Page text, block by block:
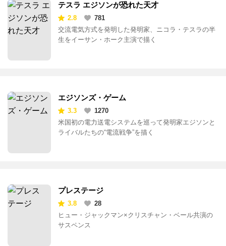
テスラ エジソンが恐れた天才
2.8
781
交流電気方式を発明した発明家、ニコラ・テスラの半
生をイーサン・ホーク主演で描く
エジソンズ・ゲーム
3.3
1270
米国初の電力送電システムを巡って発明家エジソンと
ライバルたちの“電流戦争”を描く
プレステージ
3.8
28
ヒュー・ジャックマン×クリスチャン・ベール共演の
サスペンス